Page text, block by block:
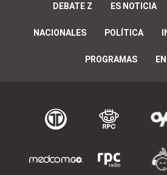
DEBATE Z ES NOTICIA
NACIONALES POLÍTICA
PROGRAMAS